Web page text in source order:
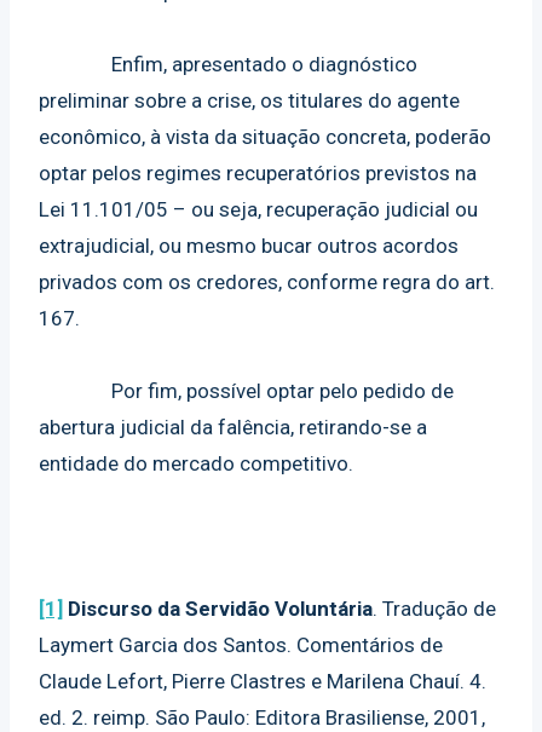
Enfim, apresentado o diagnóstico
preliminar sobre a crise, os titulares do agente
econômico, à vista da situação concreta, poderão
optar pelos regimes recuperatórios previstos na
Lei 11.101/05 – ou seja, recuperação judicial ou
extrajudicial, ou mesmo bucar outros acordos
privados com os credores, conforme regra do art.
167.
Por fim, possível optar pelo pedido de
abertura judicial da falência, retirando-se a
entidade do mercado competitivo.
[1] Discurso da Servidão Voluntária. Tradução de
Laymert Garcia dos Santos. Comentários de
Claude Lefort, Pierre Clastres e Marilena Chauí. 4.
ed. 2. reimp. São Paulo: Editora Brasiliense, 2001,